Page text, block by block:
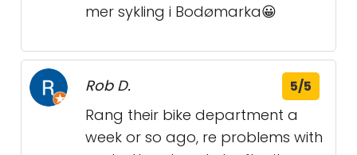
mer sykling i Bodømarka😀
Rob D. 5/5
Rang their bike department a
week or so ago, re problems with